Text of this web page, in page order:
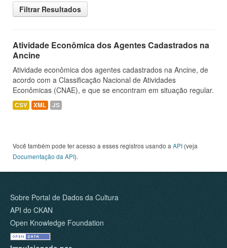
Filtrar Resultados
Atividade Econômica dos Agentes Cadastrados na
Ancine
Atividade econômica dos agentes cadastrados na Ancine, de
acordo com a Classificação Nacional de Atividades
Econômicas (CNAE), e que se encontram em situação regular.
CSV XML JS
Você também pode ter acesso a esses registros usando a API (veja
Documentação da API).
Sobre Portal de Dados da Cultura
API do CKAN
Open Knowledge Foundation